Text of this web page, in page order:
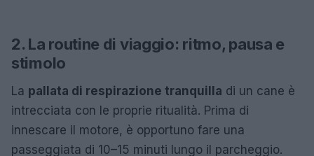
2. La routine di viaggio: ritmo, pausa e
stimolo
La pallata di respirazione tranquilla di un cane è
intrecciata con le proprie ritualità. Prima di
innescare il motore, è opportuno fare una
passeggiata di 10–15 minuti lungo il parcheggio.